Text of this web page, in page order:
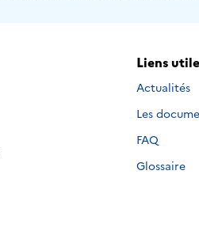
Liens
Actualités
Les
FAQ
Glossaire